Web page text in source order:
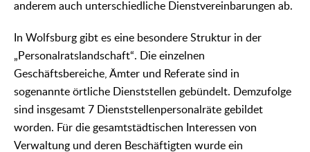
anderem auch unterschiedliche Dienstvereinbarungen ab.
In Wolfsburg gibt es eine besondere Struktur in der
„Personalratslandschaft“. Die einzelnen
Geschäftsbereiche, Ämter und Referate sind in
sogenannte örtliche Dienststellen gebündelt. Demzufolge
sind insgesamt 7 Dienststellenpersonalräte gebildet
worden. Für die gesamtstädtischen Interessen von
Verwaltung und deren Beschäftigten wurde ein